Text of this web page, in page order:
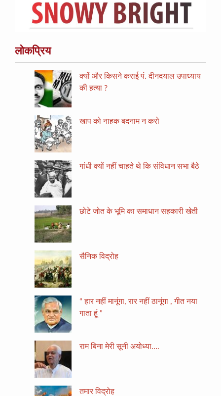
लोकप्रिय
क्यों और किसने कराई पं. दीनदयाल उपाध्याय
की हत्या ?
खाप को नाहक बदनाम न करो
गांधी क्यों नहीं चाहते थे कि संविधान सभा बैठे
छोटे जोत के भूमि का समाधान सहकारी खेती
सैनिक विद्रोह
“ हार नहीं मानूंगा, रार नहीं ठानूंगा , गीत नया
गाता हूं ”
राम बिना मेरी सूनी अयोध्या….
तमार विद्रोह